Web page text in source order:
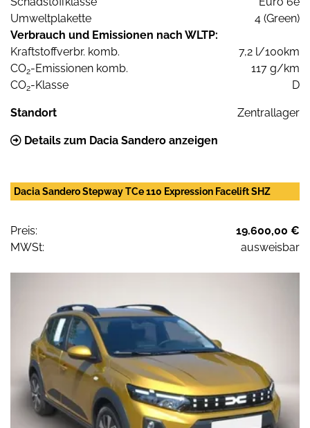
Umweltplakette
4 (Green)
Verbrauch und Emissionen nach WLTP:
Kraftstoffverbr. komb.
7,2 l/100km
CO2-Emissionen komb.
117 g/km
CO2-Klasse D
Standort Zentrallager
Details zum Dacia Sandero anzeigen
Dacia Sandero Stepway TCe 110 Expression Facelift SHZ
Preis:
19.600,00 €
MWSt:
ausweisbar